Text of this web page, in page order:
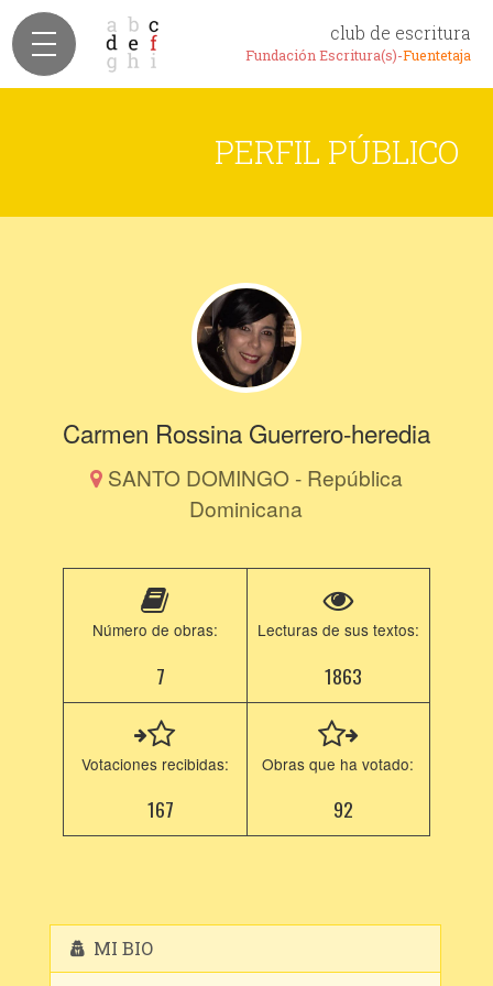
club de escritura
Fundación Escritura(s)-Fuentetaja
PERFIL PÚBLICO
Carmen Rossina Guerrero-heredia
SANTO DOMINGO - República
Dominicana
Número de obras:
7
Lecturas de sus textos:
1863
Votaciones recibidas:
167
Obras que ha votado:
92
MI BIO